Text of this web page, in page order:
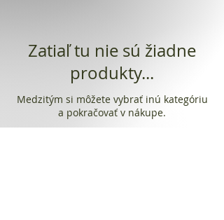
Zatiaľ tu nie sú žiadne
produkty...
Medzitým si môžete vybrať inú kategóriu
a pokračovať v nákupe.